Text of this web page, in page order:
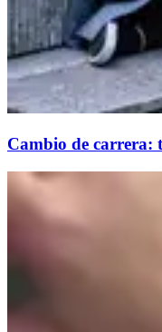
Cambio de carrera: